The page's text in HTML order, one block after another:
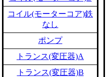
コイル(モーターコア)鉄
なし
ポンプ
トランス(変圧器)A
トランス(変圧器)B